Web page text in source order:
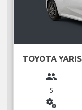
TOYOTA YARIS
group
5
miscellaneous_services